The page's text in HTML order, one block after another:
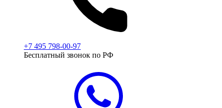
+7 495 798-00-97
Бесплатный звонок по РФ